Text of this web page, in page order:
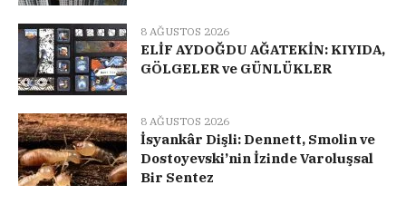
8 AĞUSTOS 2026
ELİF AYDOĞDU AĞATEKİN: KIYIDA,
GÖLGELER ve GÜNLÜKLER
8 AĞUSTOS 2026
İsyankâr Dişli: Dennett, Smolin ve
Dostoyevski’nin İzinde Varoluşsal
Bir Sentez